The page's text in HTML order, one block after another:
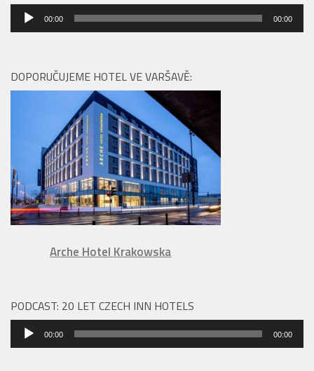
Audio
přehrávač
00:00 00:00
DOPORUČUJEME HOTEL VE VARŠAVĚ:
Arche Hotel Krakowska
PODCAST: 20 LET CZECH INN HOTELS
Audio
přehrávač
00:00 00:00